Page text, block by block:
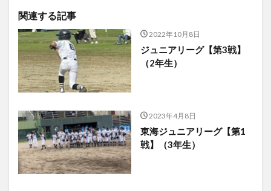
関連する記事
2022年10月8日
ジュニアリーグ【第3戦】
（2年生）
2023年4月8日
東海ジュニアリーグ【第1
戦】（3年生）